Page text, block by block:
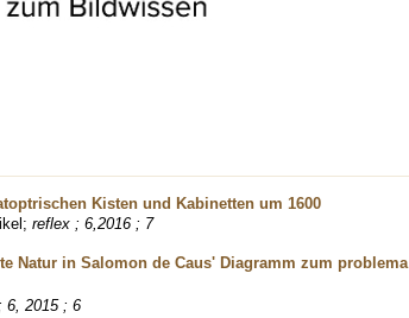
Kisten und Kabinetten um 1600
; reflex ; 6,2016 ; 7
Natur in Salomon de Caus' Diagramm zum problema
6, 2015 ; 6